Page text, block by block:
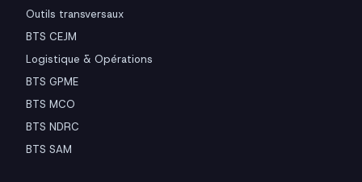
Outils transversaux
BTS CEJM
Logistique & Opérations
BTS GPME
BTS MCO
BTS NDRC
BTS SAM